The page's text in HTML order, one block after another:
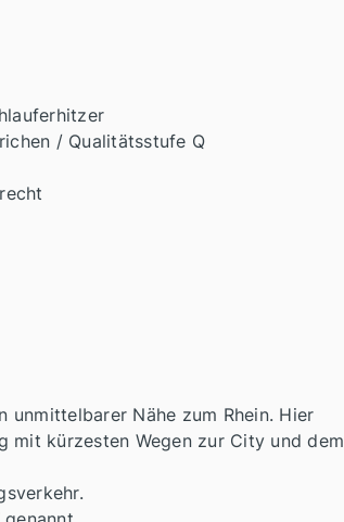
/ Qualitätsstufe Q
Nähe zum Rhein. Hier
mit kürzesten Wegen zur City und dem